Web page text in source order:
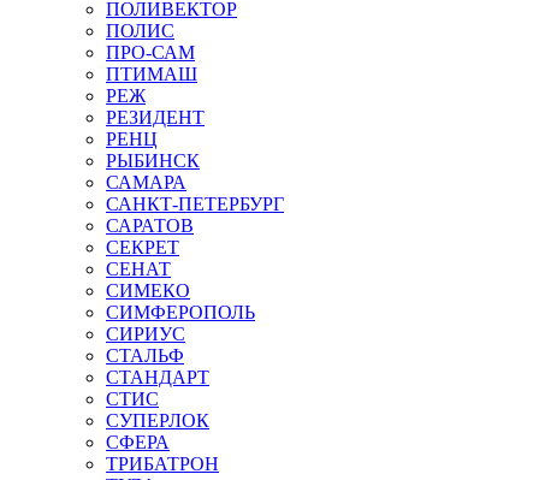
ПОЛИВЕКТОР
ПОЛИС
ПРО-САМ
ПТИМАШ
РЕЖ
РЕЗИДЕНТ
РЕНЦ
РЫБИНСК
САМАРА
САНКТ-ПЕТЕРБУРГ
САРАТОВ
СЕКРЕТ
СЕНАТ
СИМЕКО
СИМФЕРОПОЛЬ
СИРИУС
СТАЛЬФ
СТАНДАРТ
СТИС
СУПЕРЛОК
СФЕРА
ТРИБАТРОН